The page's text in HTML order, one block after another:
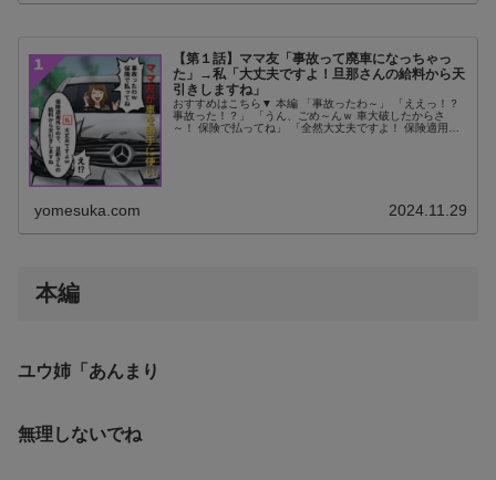
【第１話】ママ友「事故って廃車になっちゃっ
た」→私「大丈夫ですよ！旦那さんの給料から天
引きしますね」
おすすめはこちら▼ 本編 「事故ったわ～」 「ええっ！？
事故った！？」 「うん、ごめ～んｗ 車大破したからさ
～！ 保険で払ってね」 「全然大丈夫ですよ！ 保険適用外
yomesuka.com 2024.11.29
本編
ユウ姉「あんまり
無理しないでね